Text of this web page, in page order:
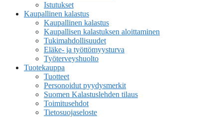
Istutukset
Kaupallinen kalastus
Kaupallinen kalastus
Kaupallisen kalastuksen aloittaminen
Tukimahdollisuudet
Eläke- ja työttömyysturva
Työterveyshuolto
Tuotekauppa
Tuotteet
Personoidut pyydysmerkit
Suomen Kalastuslehden tilaus
Toimitusehdot
Tietosuojaseloste